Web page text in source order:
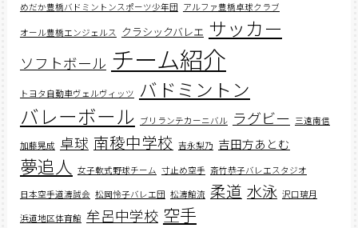
めだか豊橋バドミントンスポーツ少年団 アルファ豊橋卓球クラブ
オール豊橋エンジェルス クラシックバレエ サッカー
ソフトボール チーム紹介
トヨタ自動車ヴェルヴィッツ バドミントン
バレーボール ブリランテカーニバル ラグビー 三遠南信
加藤晃成 卓球 南稜中学校 吉永梨乃 吉田方あとむ
夢追人 女子軟式野球チーム 寸止め空手 斎竹恭子バレエスタジオ
日本空手道濤誠会 松岡怜子バレエ団 松濤館流 柔道 水泳 沢口璃月
浜道地区体育館 牟呂中学校 空手